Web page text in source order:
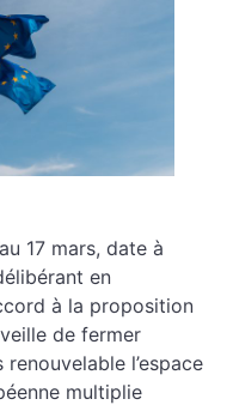
17 mars, date à
en
à la proposition
de fermer
l’espace
multiplie